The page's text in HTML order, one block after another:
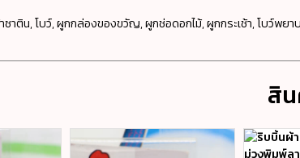
าติน, โบว์, ผูกกล่องของขวัญ, ผูกช่อดอกไม้, ผูกกระเช้า, โบว์พยา
สิ